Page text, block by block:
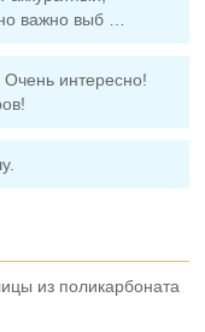
важно выб …
интересно!
из поликарбоната